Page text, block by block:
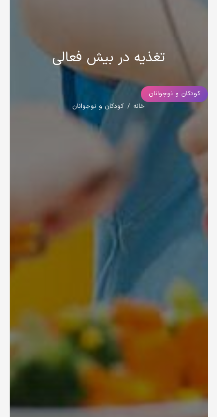
تغذیه در بیش فعالی
کودکان و نوجوانان
خانه / کودکان و نوجوانان